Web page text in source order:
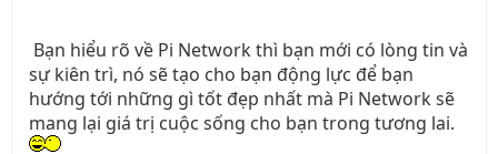
Bạn hiểu rõ về Pi Network thì bạn mới có lòng tin và
sự kiên trì, nó sẽ tạo cho bạn động lực để bạn
hướng tới những gì tốt đẹp nhất mà Pi Network sẽ
mang lại giá trị cuộc sống cho bạn trong tương lai.